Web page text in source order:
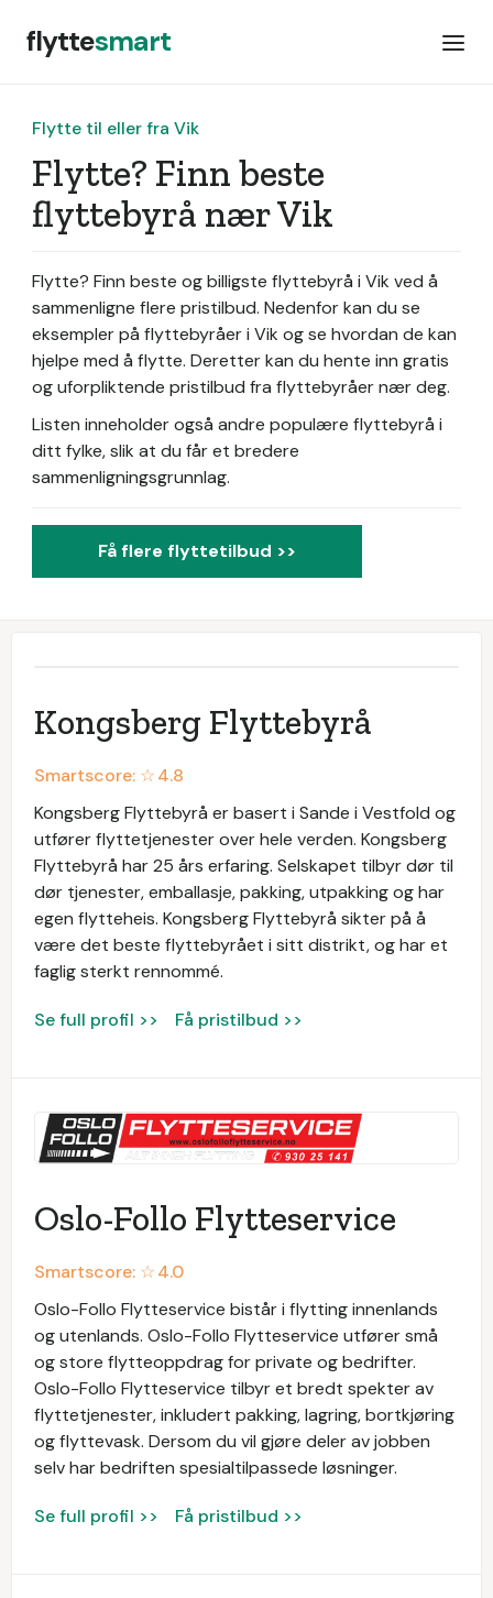
flyttesmart
Flytte til eller fra Vik
Flytte? Finn beste
flyttebyrå nær Vik
Flytte? Finn beste og billigste flyttebyrå i Vik ved å
sammenligne flere pristilbud. Nedenfor kan du se
eksempler på flyttebyråer i Vik og se hvordan de kan
hjelpe med å flytte. Deretter kan du hente inn gratis
og uforpliktende pristilbud fra flyttebyråer nær deg.
Listen inneholder også andre populære flyttebyrå i
ditt fylke, slik at du får et bredere
sammenligningsgrunnlag.
Få flere flyttetilbud >>
Kongsberg Flyttebyrå
Smartscore: ☆4.8
Kongsberg Flyttebyrå er basert i Sande i Vestfold og
utfører flyttetjenester over hele verden. Kongsberg
Flyttebyrå har 25 års erfaring. Selskapet tilbyr dør til
dør tjenester, emballasje, pakking, utpakking og har
egen flytteheis. Kongsberg Flyttebyrå sikter på å
være det beste flyttebyrået i sitt distrikt, og har et
faglig sterkt rennommé.
Se full profil >> Få pristilbud >>
Oslo-Follo Flytteservice
Smartscore: ☆4.0
Oslo-Follo Flytteservice bistår i flytting innenlands
og utenlands. Oslo-Follo Flytteservice utfører små
og store flytteoppdrag for private og bedrifter.
Oslo-Follo Flytteservice tilbyr et bredt spekter av
flyttetjenester, inkludert pakking, lagring, bortkjøring
og flyttevask. Dersom du vil gjøre deler av jobben
selv har bedriften spesialtilpassede løsninger.
Se full profil >> Få pristilbud >>